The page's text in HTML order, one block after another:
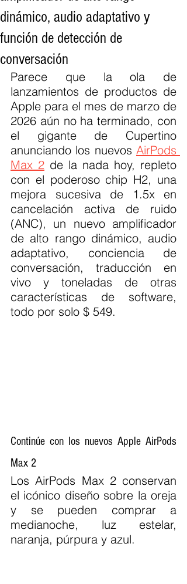
dinámico, audio adaptativo y
función de detección de
conversación
Parece que la ola de
lanzamientos de productos de
Apple para el mes de marzo de
2026 aún no ha terminado, con
el gigante de Cupertino
anunciando los nuevos AirPods
Max 2 de la nada hoy, repleto
con el poderoso chip H2, una
mejora sucesiva de 1.5x en
cancelación activa de ruido
(ANC), un nuevo amplificador
de alto rango dinámico, audio
adaptativo, conciencia de
conversación, traducción en
vivo y toneladas de otras
características de software,
todo por solo $ 549.
Continúe con los nuevos Apple AirPods
Max 2
Los AirPods Max 2 conservan
el icónico diseño sobre la oreja
y se pueden comprar a
medianoche, luz estelar,
naranja, púrpura y azul.